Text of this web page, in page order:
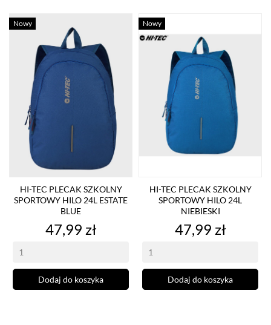
HI-TEC PLECAK SZKOLNY
SPORTOWY HILO 24L ESTATE
BLUE
Cena
47,99 zł
Dodaj do koszyka
Nowy
HI-TEC PLECAK SZKOLNY
SPORTOWY HILO 24L
NIEBIESKI
Cena
47,99 zł
Dodaj do koszyka
Nowy